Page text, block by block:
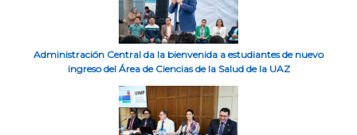
Administración Central da la bienvenida a estudiantes de nuevo
ingreso del Área de Ciencias de la Salud de la UAZ